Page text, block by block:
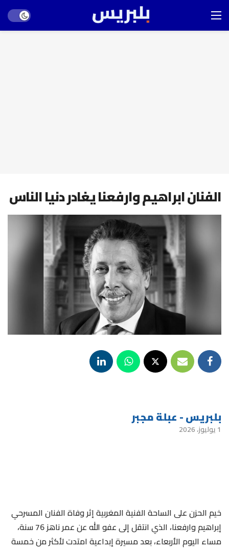
mode
الفنان ابراهيم وارفعنا يغادر دنيا الناس
بلبريس - عبلة مجبر
1 يوليوز، 2026
خيم الحزن على الساحة الفنية المغربية إثر وفاة الفنان المسرحي
إبراهيم وارفعنا، الذي انتقل إلى عفو الله عن عمر ناهز 76 سنة،
مساء اليوم الأربعاء، بعد مسيرة إبداعية امتدت لأكثر من خمسة